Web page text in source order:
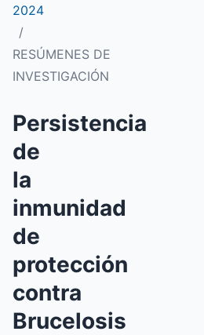
2024
/
RESÚMENES DE
INVESTIGACIÓN
Persistencia
de
la
inmunidad
de
protección
contra
Brucelosis